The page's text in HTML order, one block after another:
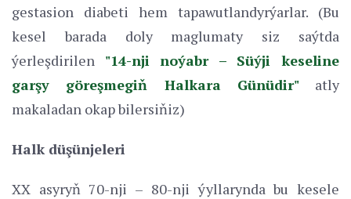
gestasion diabeti hem tapawutlandyrýarlar. (Bu
kesel barada doly maglumaty siz saýtda
ýerleşdirilen "14-nji noýabr – Süýji keseline
garşy göreşmegiň Halkara Günüdir"atly
makaladan okap bilersiňiz)
Halk düşünjeleri
XX asyryň 70-nji – 80-nji ýyllarynda bu kesele